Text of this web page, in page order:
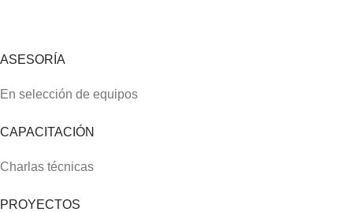
ASESORÍA
En selección de equipos
CAPACITACIÓN
Charlas técnicas
PROYECTOS